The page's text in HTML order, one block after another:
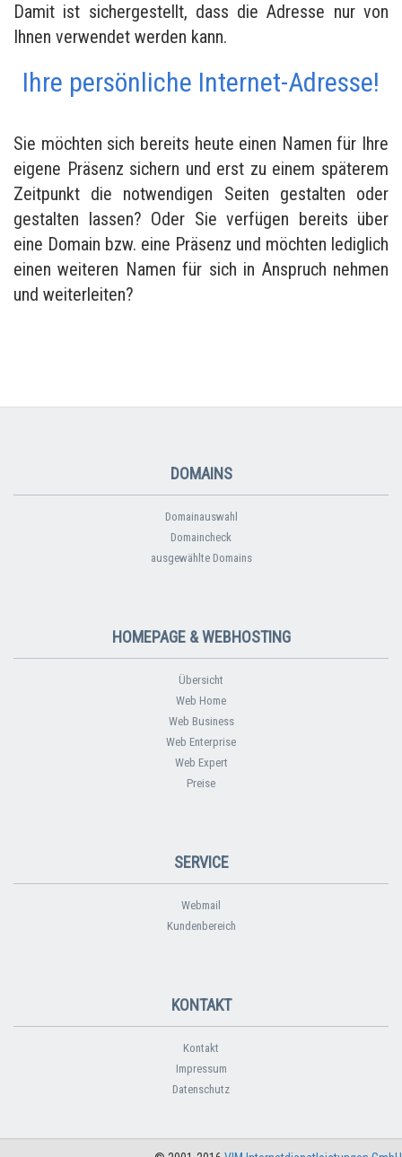
Damit ist sichergestellt, dass die Adresse nur von
Ihnen verwendet werden kann.
Ihre persönliche Internet-Adresse!
Sie möchten sich bereits heute einen Namen für Ihre
eigene Präsenz sichern und erst zu einem späterem
Zeitpunkt die notwendigen Seiten gestalten oder
gestalten lassen? Oder Sie verfügen bereits über
eine Domain bzw. eine Präsenz und möchten lediglich
einen weiteren Namen für sich in Anspruch nehmen
und weiterleiten?
DOMAINS
Domainauswahl
Domaincheck
ausgewählte Domains
HOMEPAGE & WEBHOSTING
Übersicht
Web Home
Web Business
Web Enterprise
Web Expert
Preise
SERVICE
Webmail
Kundenbereich
KONTAKT
Kontakt
Impressum
Datenschutz